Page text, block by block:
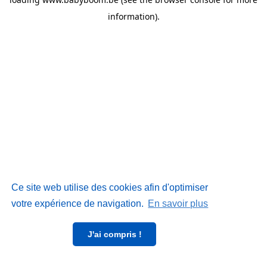
Ce site web utilise des cookies afin d'optimiser
votre expérience de navigation. En savoir plus
J'ai compris !
information).